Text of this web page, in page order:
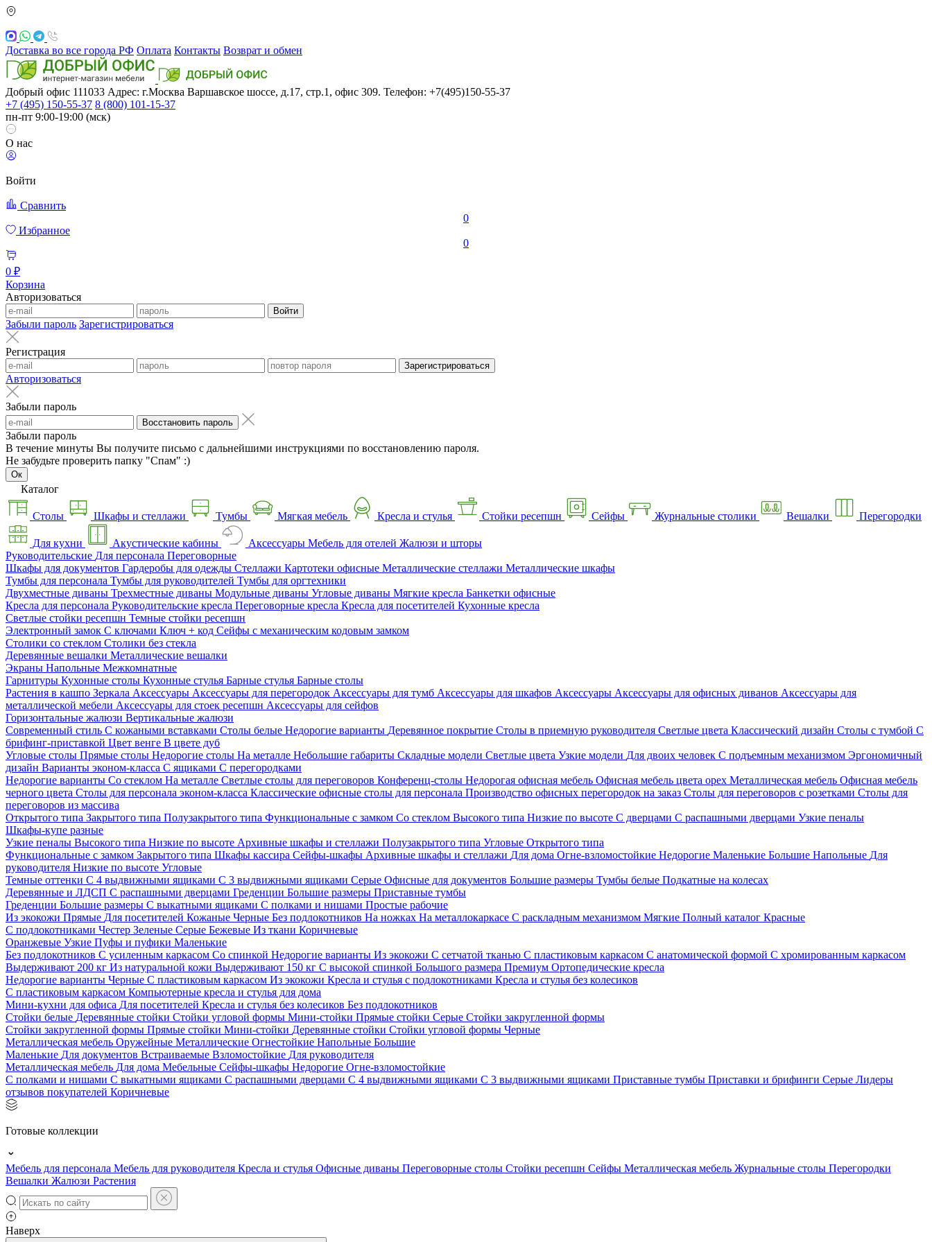
Доставка во все города РФ Оплата Контакты Возврат и обмен
Добрый офис 111033 Адрес: г.Москва Варшавское шоссе, д.17, стр.1, офис 309. Телефон: +7(495)150-55-37
+7 (495) 150-55-37 8 (800) 101-15-37
пн-пт 9:00-19:00 (мск)
О нас
Войти
Сравнить
0
Избранное
0
0 ₽
Корзина
Авторизоваться
Войти
Забыли пароль Зарегистрироваться
Регистрация
Зарегистрироваться
Авторизоваться
Забыли пароль
Восстановить пароль
Забыли пароль
В течение минуты Вы получите письмо с дальнейшими инструкциями по восстановлению пароля.
Не забудьте проверить папку "Спам" :)
Ок
Каталог
Столы Шкафы и стеллажи Тумбы Мягкая мебель Кресла и стулья Стойки ресепшн Сейфы Журнальные столики Вешалки Перегородки
Для кухни Акустические кабины Аксессуары Мебель для отелей Жалюзи и шторы
Руководительские Для персонала Переговорные
Шкафы для документов Гардеробы для одежды Стеллажи Картотеки офисные Металлические стеллажи Металлические шкафы
Тумбы для персонала Тумбы для руководителей Тумбы для оргтехники
Двухместные диваны Трехместные диваны Модульные диваны Угловые диваны Мягкие кресла Банкетки офисные
Кресла для персонала Руководительские кресла Переговорные кресла Кресла для посетителей Кухонные кресла
Светлые стойки ресепшн Темные стойки ресепшн
Электронный замок С ключами Ключ + код Сейфы с механическим кодовым замком
Столики со стеклом Столики без стекла
Деревянные вешалки Металлические вешалки
Экраны Напольные Межкомнатные
Гарнитуры Кухонные столы Кухонные стулья Барные стулья Барные столы
Растения в кашпо Зеркала Аксессуары Аксессуары для перегородок Аксессуары для тумб Аксессуары для шкафов Аксессуары Аксессуары для офисных диванов Аксессуары для
металлической мебели Аксессуары для стоек ресепшн Аксессуары для сейфов
Горизонтальные жалюзи Вертикальные жалюзи
Современный стиль С кожаными вставками Столы белые Недорогие варианты Деревянное покрытие Столы в приемную руководителя Светлые цвета Классический дизайн Столы с тумбой С
брифинг-приставкой Цвет венге В цвете дуб
Угловые столы Прямые столы Недорогие столы На металле Небольшие габариты Складные модели Светлые цвета Узкие модели Для двоих человек С подъемным механизмом Эргономичный
дизайн Варианты эконом-класса С ящиками С перегородками
Недорогие варианты Со стеклом На металле Светлые столы для переговоров Конференц-столы Недорогая офисная мебель Офисная мебель цвета орех Металлическая мебель Офисная мебель
черного цвета Столы для персонала эконом-класса Классические офисные столы для персонала Производство офисных перегородок на заказ Столы для переговоров с розетками Столы для
переговоров из массива
Открытого типа Закрытого типа Полузакрытого типа Функциональные с замком Со стеклом Высокого типа Низкие по высоте С дверцами С распашными дверцами Узкие пеналы
Шкафы-купе разные
Узкие пеналы Высокого типа Низкие по высоте Архивные шкафы и стеллажи Полузакрытого типа Угловые Открытого типа
Функциональные с замком Закрытого типа Шкафы кассира Сейфы-шкафы Архивные шкафы и стеллажи Для дома Огне-взломостойкие Недорогие Маленькие Большие Напольные Для
руководителя Низкие по высоте Угловые
Темные оттенки С 4 выдвижными ящиками С 3 выдвижными ящиками Серые Офисные для документов Большие размеры Тумбы белые Подкатные на колесах
Деревянные и ЛДСП С распашными дверцами Греденции Большие размеры Приставные тумбы
Греденции Большие размеры С выкатными ящиками С полками и нишами Простые рабочие
Из экокожи Прямые Для посетителей Кожаные Черные Без подлокотников На ножках На металлокаркасе С раскладным механизмом Мягкие Полный каталог Красные
С подлокотниками Честер Зеленые Серые Бежевые Из ткани Коричневые
Оранжевые Узкие Пуфы и пуфики Маленькие
Без подлокотников С усиленным каркасом Со спинкой Недорогие варианты Из экокожи С сетчатой тканью С пластиковым каркасом С анатомической формой С хромированным каркасом
Выдерживают 200 кг Из натуральной кожи Выдерживают 150 кг С высокой спинкой Большого размера Премиум Ортопедические кресла
Недорогие варианты Черные С пластиковым каркасом Из экокожи Кресла и стулья с подлокотниками Кресла и стулья без колесиков
С пластиковым каркасом Компьютерные кресла и стулья для дома
Мини-кухни для офиса Для посетителей Кресла и стулья без колесиков Без подлокотников
Стойки белые Деревянные стойки Стойки угловой формы Мини-стойки Прямые стойки Серые Стойки закругленной формы
Стойки закругленной формы Прямые стойки Мини-стойки Деревянные стойки Стойки угловой формы Черные
Металлическая мебель Оружейные Металлические Огнестойкие Напольные Большие
Маленькие Для документов Встраиваемые Взломостойкие Для руководителя
Металлическая мебель Для дома Мебельные Сейфы-шкафы Недорогие Огне-взломостойкие
С полками и нишами С выкатными ящиками С распашными дверцами С 4 выдвижными ящиками С 3 выдвижными ящиками Приставные тумбы Приставки и брифинги Серые Лидеры
отзывов покупателей Коричневые
Готовые коллекции
Мебель для персонала Мебель для руководителя Кресла и стулья Офисные диваны Переговорные столы Стойки ресепшн Сейфы Металлическая мебель Журнальные столы Перегородки
Вешалки Жалюзи Растения
Наверх